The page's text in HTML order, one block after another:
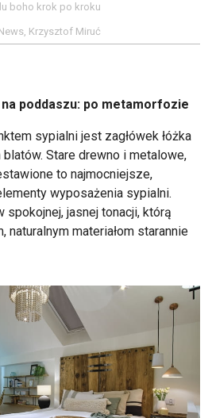
boho krok po kroku
Krzysztof Miruć
poddaszu: po metamorfozie
sypialni jest zagłówek łóżka
Stare drewno i metalowe,
to najmocniejsze,
wyposażenia sypialni.
spokojnej, jasnej tonacji, którą
naturalnym materiałom starannie